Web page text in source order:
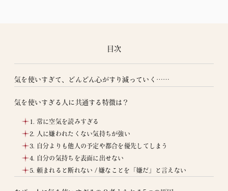
目次
気を使いすぎて、どんどん心がすり減っていく……
気を使いすぎる人に共通する特徴は？
1. 常に空気を読みすぎる
2. 人に嫌われたくない気持ちが強い
3. 自分よりも他人の予定や都合を優先してしまう
4. 自分の気持ちを表面に出せない
5. 頼まれると断れない / 嫌なことを「嫌だ」と言えない